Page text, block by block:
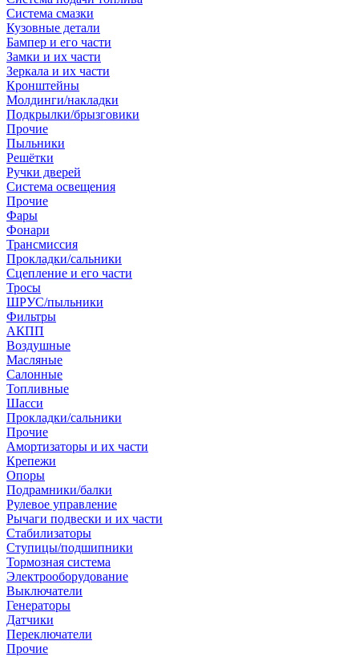
Система смазки
Кузовные детали
Бампер и его части
Замки и их части
Зеркала и их части
Кронштейны
Молдинги/накладки
Подкрылки/брызговики
Прочие
Пыльники
Решётки
Ручки дверей
Система освещения
Прочие
Фары
Фонари
Трансмиссия
Прокладки/сальники
Сцепление и его части
Тросы
ШРУС/пыльники
Фильтры
АКПП
Воздушные
Масляные
Салонные
Топливные
Шасси
Прокладки/сальники
Прочие
Амортизаторы и их части
Крепежи
Опоры
Подрамники/балки
Рулевое управление
Рычаги подвески и их части
Стабилизаторы
Ступицы/подшипники
Тормозная система
Электрооборудование
Выключатели
Генераторы
Датчики
Переключатели
Прочие